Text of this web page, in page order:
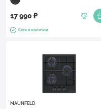
17 990 ₽
Есть в наличии
MAUNFELD